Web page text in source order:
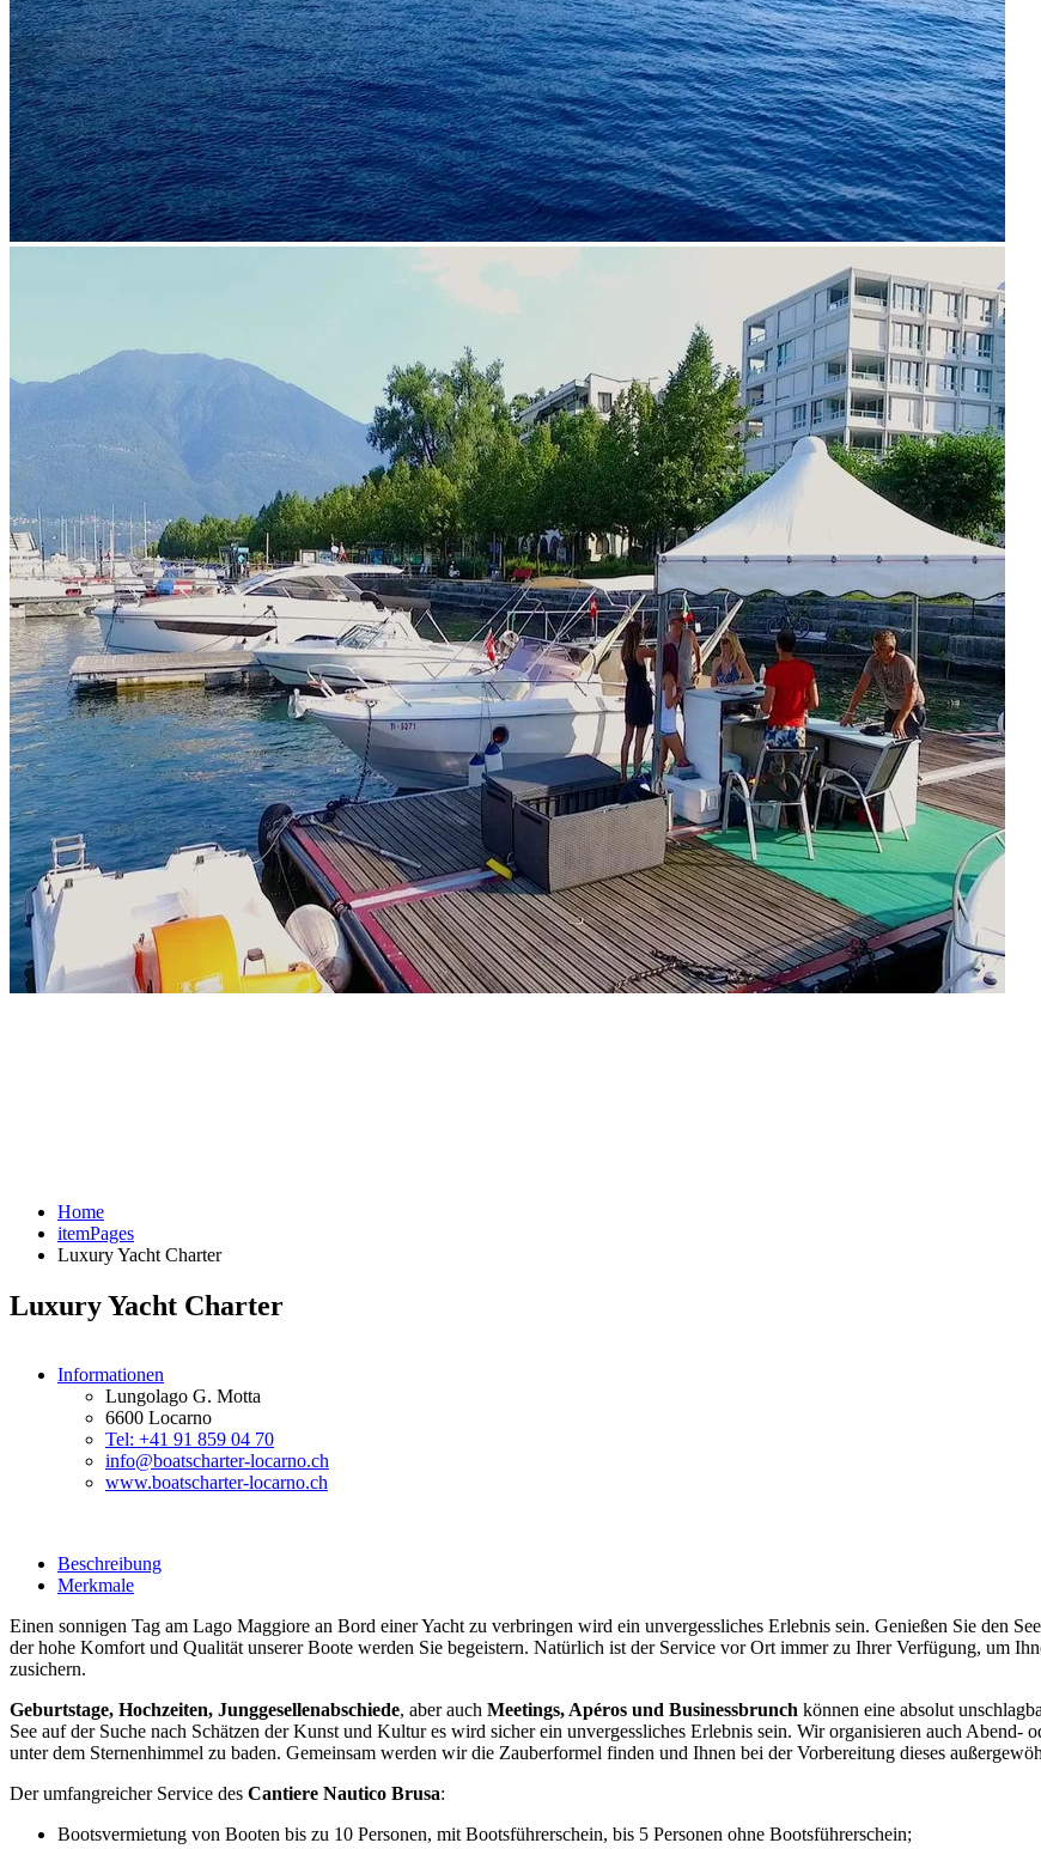
Home
itemPages
Luxury Yacht Charter
Luxury Yacht Charter
Informationen
Lungolago G. Motta
6600 Locarno
Tel: +41 91 859 04 70
info@boatscharter-locarno.ch
www.boatscharter-locarno.ch
Beschreibung
Merkmale
Einen sonnigen Tag am Lago Maggiore an Bord einer Yacht zu verbringen wird ein unvergessliches Erlebnis sein. Genießen Sie den
der hohe Komfort und Qualität unserer Boote werden Sie begeistern. Natürlich ist der Service vor Ort immer zu Ihrer Verfügung, um
zusichern.
Geburtstage, Hochzeiten, Junggesellenabschiede, aber auch Meetings, Apéros und Businessbrunch können eine absolut
See auf der Suche nach Schätzen der Kunst und Kultur es wird sicher ein unvergessliches Erlebnis sein. Wir organisieren auch
unter dem Sternenhimmel zu baden. Gemeinsam werden wir die Zauberformel finden und Ihnen bei der Vorbereitung dieses
Der umfangreicher Service des Cantiere Nautico Brusa:
Bootsvermietung von Booten bis zu 10 Personen, mit Bootsführerschein, bis 5 Personen ohne Bootsführerschein;